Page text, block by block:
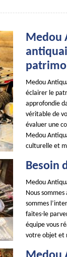
Medou
Medou
éclairer le
approfondie
véritable de
évaluer une
Medou
culturelle et
Besoin
Medou
Nous
sommes
faites-le
équipe vous
votre objet et